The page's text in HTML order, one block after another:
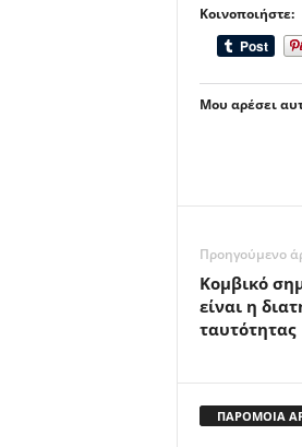
Κοινοποιήστε:
Μου αρέσει
Προηγούμενο
Κομβικό
είναι η
ταυτότητας
ΠΑΡΟΜΟΙΑ